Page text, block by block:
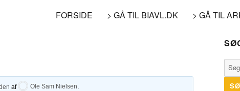
FORSIDE > GÅ TIL BIAVL.DK > GÅ TIL
af Ole Sam Nielsen